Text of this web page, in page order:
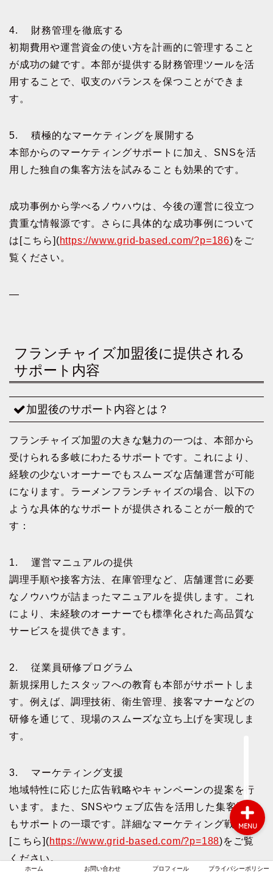
4. 財務管理を徹底する
初期費用や運営資金の使い方を計画的に管理すること
が成功の鍵です。本部が提供する財務管理ツールを活
用することで、収支のバランスを保つことができま
す。
5. 積極的なマーケティングを展開する
本部からのマーケティングサポートに加え、SNSを活
用した独自の集客方法を試みることも効果的です。
成功事例から学べるノウハウは、今後の運営に役立つ
貴重な情報源です。さらに具体的な成功事例について
は[こちら](https://www.grid-based.com/?p=186)をご
覧ください。
—
フランチャイズ加盟後に提供される
サポート内容
加盟後のサポート内容とは？
フランチャイズ加盟の大きな魅力の一つは、本部から
受けられる多岐にわたるサポートです。これにより、
経験の少ないオーナーでもスムーズな店舗運営が可能
になります。ラーメンフランチャイズの場合、以下の
ような具体的なサポートが提供されることが一般的で
す：
1. 運営マニュアルの提供
調理手順や接客方法、在庫管理など、店舗運営に必要
なノウハウが詰まったマニュアルを提供します。これ
により、未経験のオーナーでも標準化された高品質な
サービスを提供できます。
2. 従業員研修プログラム
新規採用したスタッフへの教育も本部がサポートしま
す。例えば、調理技術、衛生管理、接客マナーなどの
研修を通じて、現場のスムーズな立ち上げを実現しま
す。
3. マーケティング支援
地域特性に応じた広告戦略やキャンペーンの提案を行
います。また、SNSやウェブ広告を活用した集客施策
もサポートの一環です。詳細なマーケティング戦略は
[こちら](https://www.grid-based.com/?p=188)をご覧
ください。
ホーム お問い合わせ プロフィール プライバシーポリシー
MENU
お問い合わせ
プロフィール